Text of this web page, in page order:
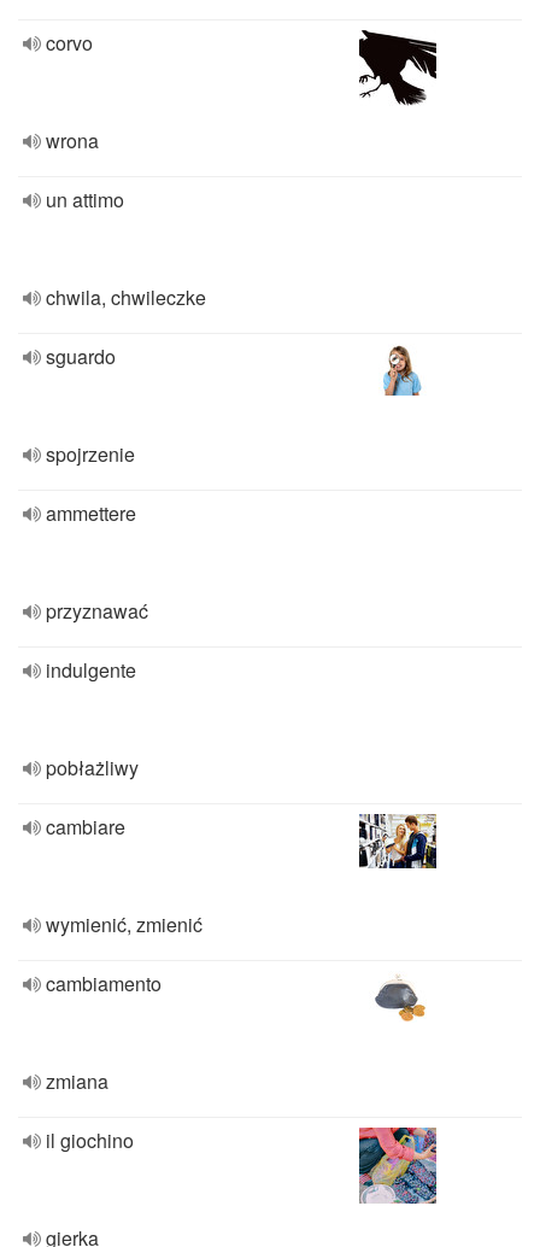
corvo
wrona
un attimo
chwila, chwileczke
sguardo
spojrzenie
ammettere
przyznawać
indulgente
pobłażliwy
cambiare
wymienić, zmienić
cambiamento
zmiana
il giochino
gierka